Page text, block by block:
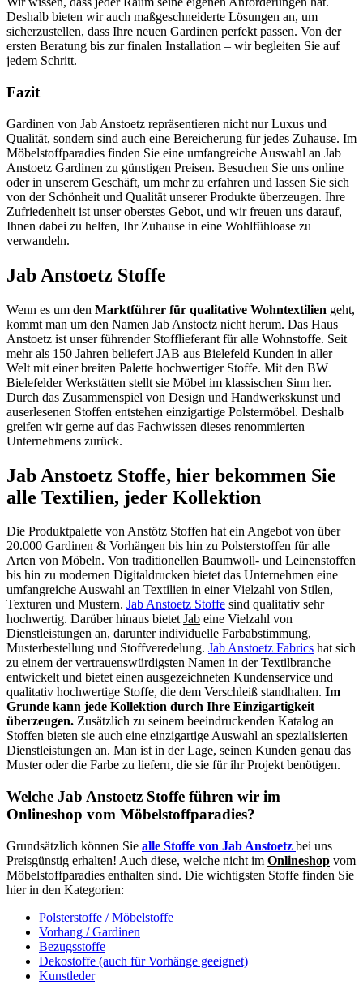
Deshalb bieten wir auch maßgeschneiderte Lösungen an, um
sicherzustellen, dass Ihre neuen Gardinen perfekt passen. Von der
ersten Beratung bis zur finalen Installation – wir begleiten Sie auf
jedem Schritt.
Fazit
Gardinen von Jab Anstoetz repräsentieren nicht nur Luxus und
Qualität, sondern sind auch eine Bereicherung für jedes Zuhause. Im
Möbelstoffparadies finden Sie eine umfangreiche Auswahl an Jab
Anstoetz Gardinen zu günstigen Preisen. Besuchen Sie uns online
oder in unserem Geschäft, um mehr zu erfahren und lassen Sie sich
von der Schönheit und Qualität unserer Produkte überzeugen. Ihre
Zufriedenheit ist unser oberstes Gebot, und wir freuen uns darauf,
Ihnen dabei zu helfen, Ihr Zuhause in eine Wohlfühloase zu
verwandeln.
Jab Anstoetz Stoffe
Wenn es um den Marktführer für qualitative Wohntextilien geht,
kommt man um den Namen Jab Anstoetz nicht herum. Das Haus
Anstoetz ist unser führender Stofflieferant für alle Wohnstoffe. Seit
mehr als 150 Jahren beliefert JAB aus Bielefeld Kunden in aller
Welt mit einer breiten Palette hochwertiger Stoffe. Mit den BW
Bielefelder Werkstätten stellt sie Möbel im klassischen Sinn her.
Durch das Zusammenspiel von Design und Handwerkskunst und
auserlesenen Stoffen entstehen einzigartige Polstermöbel. Deshalb
greifen wir gerne auf das Fachwissen dieses renommierten
Unternehmens zurück.
Jab Anstoetz Stoffe, hier bekommen Sie
alle Textilien, jeder Kollektion
Die Produktpalette von Anstötz Stoffen hat ein Angebot von über
20.000 Gardinen & Vorhängen bis hin zu Polsterstoffen für alle
Arten von Möbeln. Von traditionellen Baumwoll- und Leinenstoffen
bis hin zu modernen Digitaldrucken bietet das Unternehmen eine
umfangreiche Auswahl an Textilien in einer Vielzahl von Stilen,
Texturen und Mustern. Jab Anstoetz Stoffe sind qualitativ sehr
hochwertig. Darüber hinaus bietetJab eine Vielzahl von
Dienstleistungen an, darunter individuelle Farbabstimmung,
Musterbestellung und Stoffveredelung. Jab Anstoetz Fabrics hat sich
zu einem der vertrauenswürdigsten Namen in der Textilbranche
entwickelt und bietet einen ausgezeichneten Kundenservice und
qualitativ hochwertige Stoffe, die dem Verschleiß standhalten. Im
Grunde kann jede Kollektion durch Ihre Einzigartigkeit
überzeugen. Zusätzlich zu seinem beeindruckenden Katalog an
Stoffen bieten sie auch eine einzigartige Auswahl an spezialisierten
Dienstleistungen an. Man ist in der Lage, seinen Kunden genau das
Muster oder die Farbe zu liefern, die sie für ihr Projekt benötigen.
Welche Jab Anstoetz Stoffe führen wir im
Onlineshop vom Möbelstoffparadies?
Grundsätzlich können Sie alle Stoffe von Jab Anstoetz bei uns
Preisgünstig erhalten! Auch diese, welche nicht im Onlineshop vom
Möbelstoffparadies enthalten sind. Die wichtigsten Stoffe finden Sie
hier in den Kategorien:
Polsterstoffe / Möbelstoffe
Vorhang / Gardinen
Bezugsstoffe
Dekostoffe (auch für Vorhänge geeignet)
Kunstleder